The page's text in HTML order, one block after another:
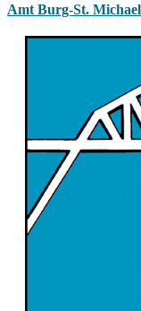
Amt Burg-St.